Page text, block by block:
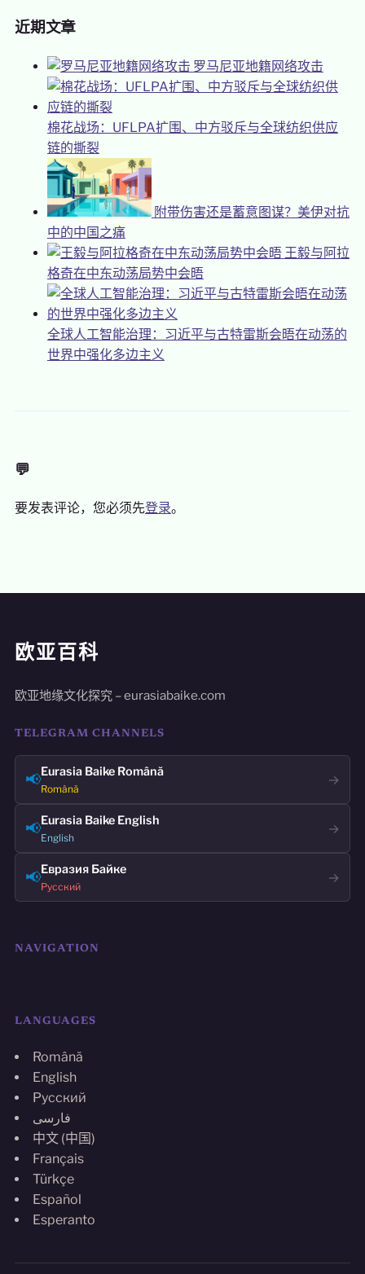
近期文章
罗马尼亚地籍网络攻击
棉花战场：UFLPA扩围、中方驳斥与全球纺织供应
链的撕裂
附带伤害还是蓄意图谋？美伊对抗
中的中国之痛
王毅与阿拉
格奇在中东动荡局势中会晤
全球人工智能治理：习近平与古特雷斯会晤在动荡的
世界中强化多边主义
💬
要发表评论，您必须先登录。
欧亚百科
欧亚地缘文化探究 – eurasiabaike.com
TELEGRAM CHANNELS
📢Eurasia Baike Română
Română
→
📢Eurasia Baike English
English
→
📢Евразия Байке
Русский
→
NAVIGATION
LANGUAGES
Română
English
Русский
فارسی
中文 (中国)
Français
Türkçe
Español
Esperanto